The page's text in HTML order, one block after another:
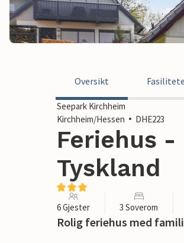
Oversikt
Seepark Kirchheim
Kirchheim/Hessen
DHE223
Feriehus
Tyskland
6 Gjester 3 Soverom
Rolig feriehus med